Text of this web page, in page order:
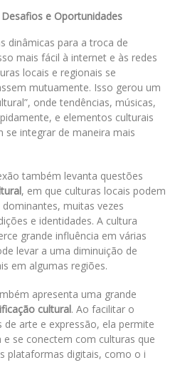
e Oportunidades
dinâmicas para a troca de
mais fácil à internet e às redes
locais e regionais se
mutuamente. Isso gerou um
onde tendências, músicas,
e elementos culturais
se integrar de maneira mais
também levanta questões
, em que culturas locais podem
muitas vezes
e identidades. A cultura
grande influência em várias
levar a uma diminuição de
em algumas regiões.
apresenta uma grande
cultural. Ao facilitar o
arte e expressão, ela permite
e se conectem com culturas que
plataformas digitais, como o i